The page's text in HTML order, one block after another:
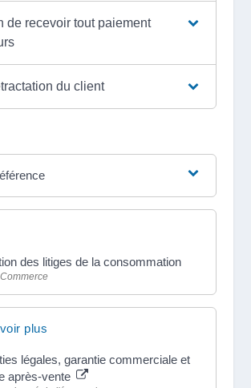
de recevoir tout paiement
du client
des litiges de la consommation
plus
légales, garantie commerciale et
après-vente